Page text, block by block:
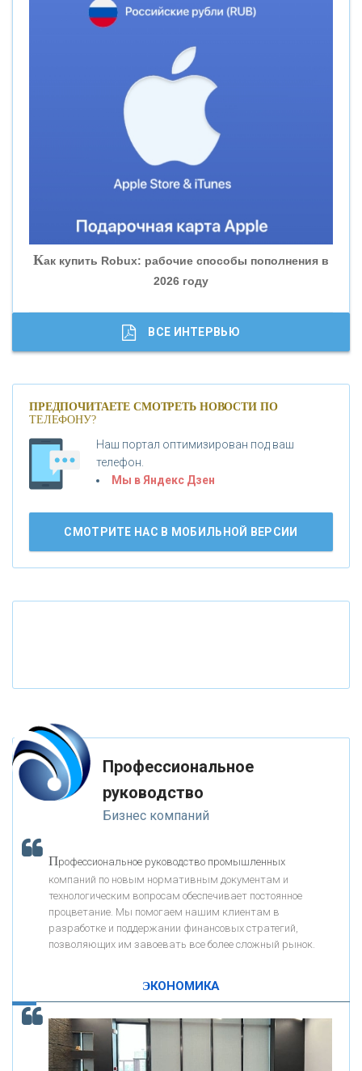
«ВНЕШПРОМБАНК»
«БАНК ГЛОБЭКС»
«СОВКОМБАНК»
«ГАЗПРОМБАНК»
«МОСКОВСКИЙ КРЕДИТНЫЙ БАНК»
«БАНК ВОЗРОЖДЕНИЕ»
АО «КРЕДИТ ЕВРОПА БАНК»
«ФК ОТКРЫТИЕ»
«ЗАПСИБКОМБАНК»
«РОСЕВРОБАНК»
«ПРЕСС-СЛУЖБА ВТБ24»
«АВТОГРАДБАНК»
ОНАС
КОНТАКТЫ
Как купить Robux: рабочие способы пополнения в
2026 году
Банки.ру обновил логотип впервые за 19 лет -
К ак Система быстрых платежей за пять лет
ВСЕ ИНТЕРВЬЮ
ПРЕДПОЧИТАЕТЕ СМОТРЕТЬ НОВОСТИ ПО
ТЕЛЕФОНУ?
Наш портал оптимизирован под ваш
телефон.
Мы в Яндекс Дзен
СМОТРИТЕ НАС В МОБИЛЬНОЙ ВЕРСИИ
Профессиональное
руководство
Бизнес компаний
Профессиональное руководство промышленных
компаний по новым нормативным документам и
технологическим вопросам обеспечивает постоянное
процветание. Мы помогаем нашим клиентам в
разработке и поддержании финансовых стратегий,
позволяющих им завоевать все более сложный рынок.
ЭКОНОМИКА